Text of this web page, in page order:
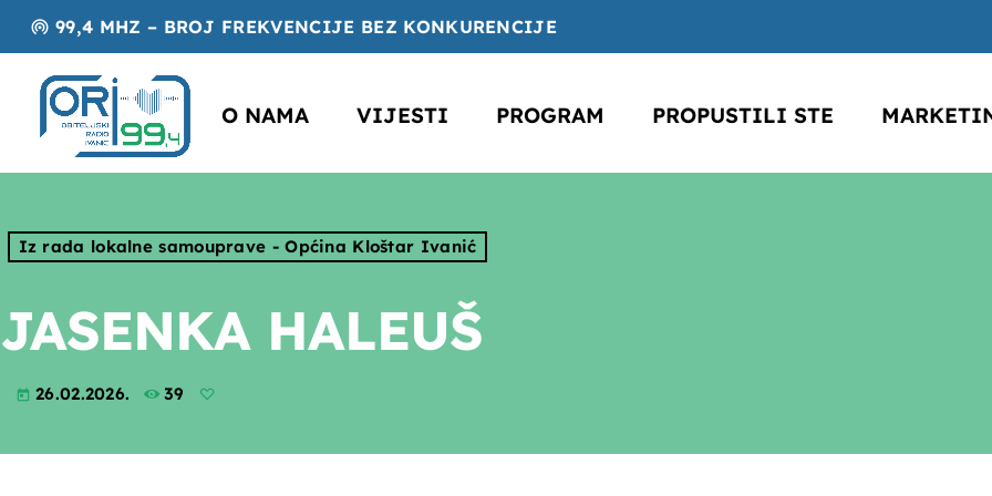
wifi_tethering 99,4 MHZ – BROJ FREKVENCIJE BEZ KONKURENCIJE
O NAMA VIJESTI PROGRAM PROPUSTILI STE
Iz rada lokalne samouprave - Općina Kloštar Ivanić
JASENKA HALEUŠ
today 26.02.2026. 39